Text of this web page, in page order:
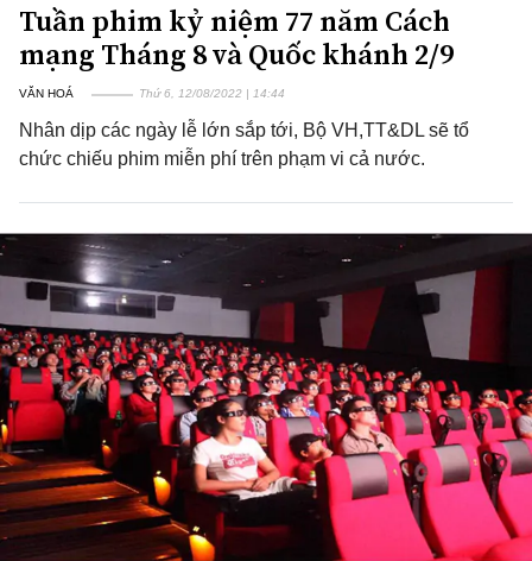
Tuần phim kỷ niệm 77 năm Cách
mạng Tháng 8 và Quốc khánh 2/9
VĂN HOÁ Thứ 6, 12/08/2022 | 14:44
Nhân dịp các ngày lễ lớn sắp tới, Bộ VH,TT&DL sẽ tổ
chức chiếu phim miễn phí trên phạm vi cả nước.